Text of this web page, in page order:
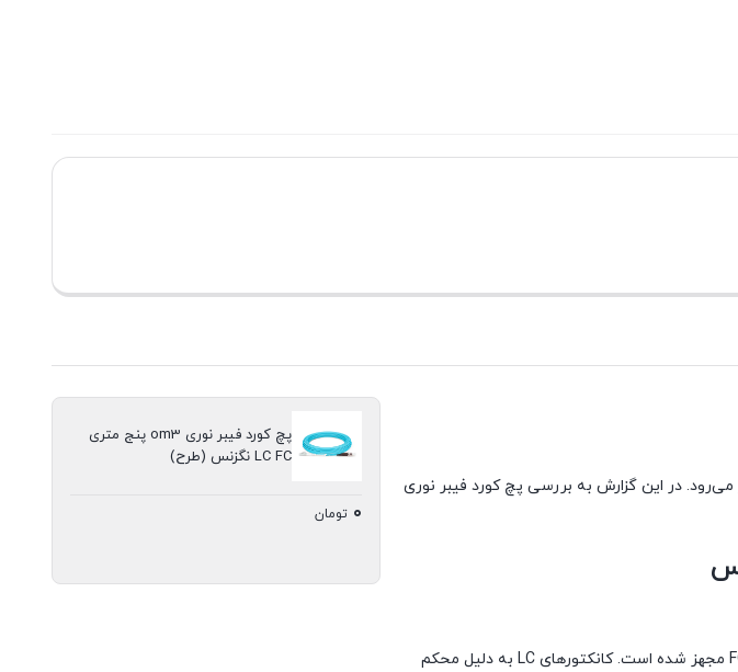
در این گزارش به بررسی پچ کورد فیبر نوری
پچ کورد فیبر نوری OM3 پنج متری نگزنس از نوع مالتی مود (Multi Mode) است که به کانکتورهای LC و FC مجهز شده است. کانکتورهای LC به دلیل محکم
پچ کورد فیبر نوری om3 پنج متری
LC FC نگزنس (طرح)
۰ تومان